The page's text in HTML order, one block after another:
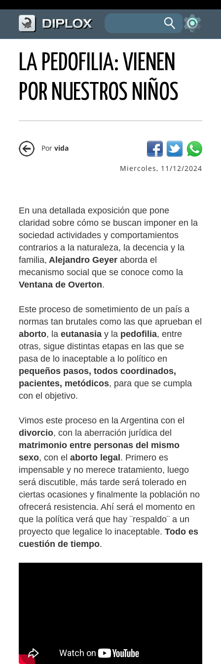
LA PEDOFILIA: VIENEN
POR NUESTROS NIÑOS
Porvida
Miercoles, 11/12/2024
En una detallada exposición que pone
claridad sobre cómo se buscan imponer en la
sociedad actividades y comportamientos
contrarios a la naturaleza, la decencia y la
familia, Alejandro Geyer aborda el
mecanismo social que se conoce como la
Ventana de Overton.
Este proceso de sometimiento de un país a
normas tan brutales como las que aprueban el
aborto, laeutanasia y la pedofilia, entre
otras, sigue distintas etapas en las que se
pasa de lo inaceptable a lo político en
pequeños pasos, todos coordinados,
pacientes, metódicos, para que se cumpla
con el objetivo.
Vimos este proceso en la Argentina con el
divorcio, con la aberración jurídica del
matrimonio entre personas del mismo
sexo, con elaborto legal . Primero es
impensable y no merece tratamiento, luego
será discutible, más tarde será tolerado en
ciertas ocasiones y finalmente la población no
ofrecerá resistencia. Ahí será el momento en
que la política verá que hay ¨respaldo¨ a un
proyecto que legalice lo inaceptable.Todo es
cuestión de tiempo.